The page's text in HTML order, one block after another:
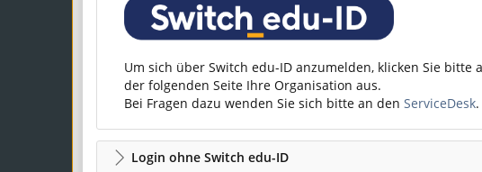
Um sich über Switch edu-ID anzumelden, klicken Sie
der folgenden Seite Ihre Organisation aus.
Bei Fragen dazu wenden Sie sich bitte an den ServiceDesk.
Login ohne Switch edu-ID